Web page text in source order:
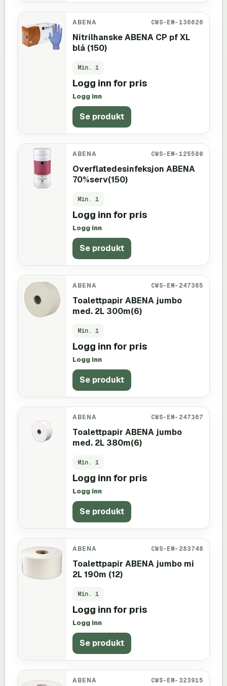
ABENA CWS-EM-136626
Nitrilhanske ABENA CP pf XL
blå (150)
Min. 1
Logg inn for pris
Logg inn
Se produkt
ABENA CWS-EM-125580
Overflatedesinfeksjon ABENA
70%serv(150)
Min. 1
Logg inn for pris
Logg inn
Se produkt
ABENA CWS-EM-247365
Toalettpapir ABENA jumbo
med. 2L 300m(6)
Min. 1
Logg inn for pris
Logg inn
Se produkt
ABENA CWS-EM-247367
Toalettpapir ABENA jumbo
med. 2L 380m(6)
Min. 1
Logg inn for pris
Logg inn
Se produkt
ABENA CWS-EM-283748
Toalettpapir ABENA jumbo mi
2L 190m (12)
Min. 1
Logg inn for pris
Logg inn
Se produkt
ABENA CWS-EM-323915